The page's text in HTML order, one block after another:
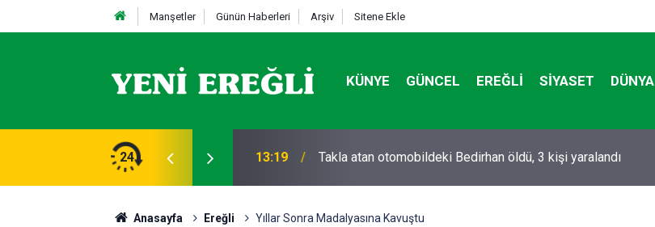
Manşetler Günün Haberleri Arşiv Sitene Ekle
KÜNYE GÜNCEL EREĞLI SIYASET DÜNYA
24 13:19 Takla atan otomobildeki Bedirhan öldü, 3 kişi yaralandı
Anasayfa Ereğli Yıllar Sonra Madalyasına Kavuştu